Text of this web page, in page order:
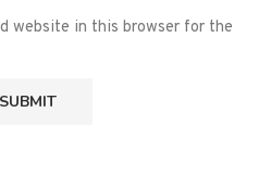
website in this browser for the